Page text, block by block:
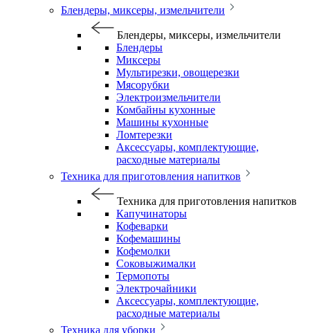
Блендеры, миксеры, измельчители
Блендеры, миксеры, измельчители
Блендеры
Миксеры
Мультирезки, овощерезки
Мясорубки
Электроизмельчители
Комбайны кухонные
Машины кухонные
Ломтерезки
Аксессуары, комплектующие,
расходные материалы
Техника для приготовления напитков
Техника для приготовления напитков
Капучинаторы
Кофеварки
Кофемашины
Кофемолки
Соковыжималки
Термопоты
Электрочайники
Аксессуары, комплектующие,
расходные материалы
Техника для уборки